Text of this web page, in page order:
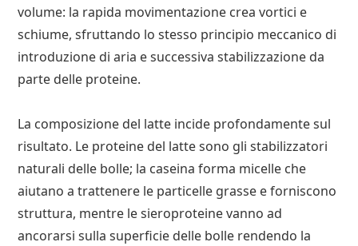
volume: la rapida movimentazione crea vortici e
schiume, sfruttando lo stesso principio meccanico di
introduzione di aria e successiva stabilizzazione da
parte delle proteine.
La composizione del latte incide profondamente sul
risultato. Le proteine del latte sono gli stabilizzatori
naturali delle bolle; la caseina forma micelle che
aiutano a trattenere le particelle grasse e forniscono
struttura, mentre le sieroproteine vanno ad
ancorarsi sulla superficie delle bolle rendendo la